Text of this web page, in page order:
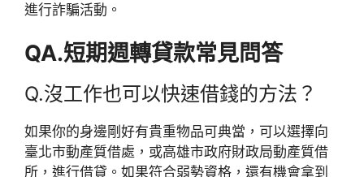
進行詐騙活動。
QA.短期週轉貸款常見問答
Q.沒工作也可以快速借錢的方法？
如果你的身邊剛好有貴重物品可典當，可以選擇向
臺北市動產質借處，或高雄市政府財政局動產質借
所，進行借貸。如果符合弱勢資格，還有機會拿到